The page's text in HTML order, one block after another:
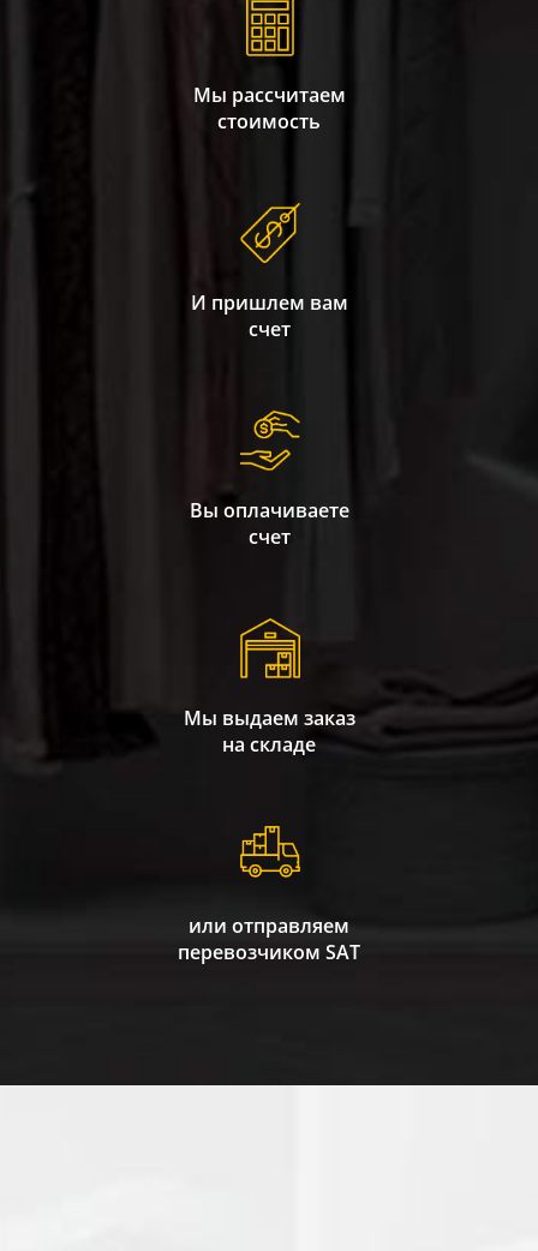
Мы рассчитаем
стоимость
И пришлем вам
счет
Вы оплачиваете
счет
Мы выдаем заказ
на складе
или отправляем
перевозчиком SAT